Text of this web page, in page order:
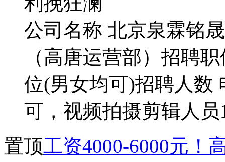
公司名称 北京泉霖铭
（高唐运营部）招聘
位(男女均可)招聘人数
可，视频拍摄剪辑人
置顶工资4000-6000元！